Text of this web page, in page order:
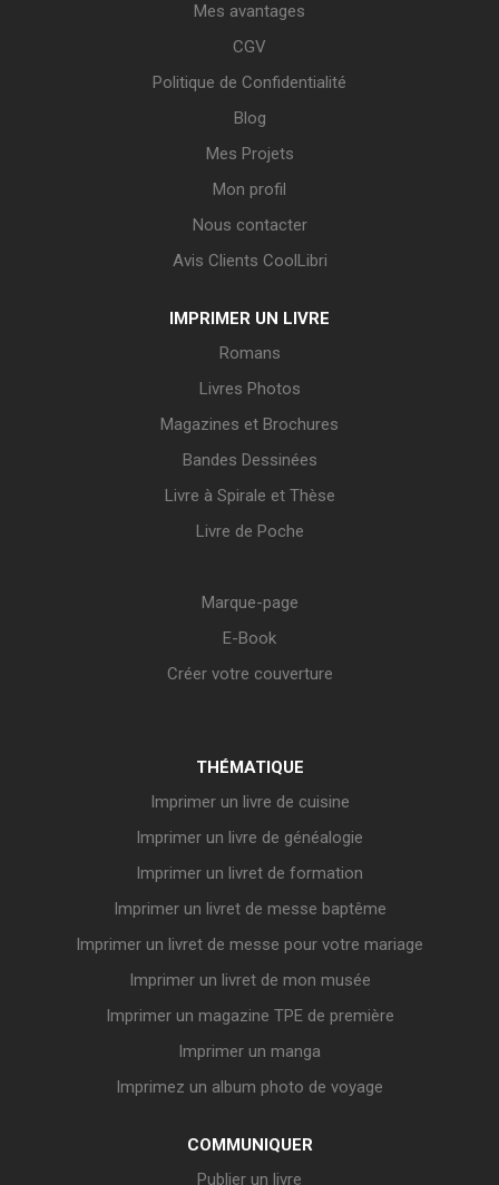
Mes avantages
CGV
Politique de Confidentialité
Blog
Mes Projets
Mon profil
Nous contacter
Avis Clients CoolLibri
IMPRIMER UN LIVRE
Romans
Livres Photos
Magazines et Brochures
Bandes Dessinées
Livre à Spirale et Thèse
Livre de Poche
Marque-page
E-Book
Créer votre couverture
THÉMATIQUE
Imprimer un livre de cuisine
Imprimer un livre de généalogie
Imprimer un livret de formation
Imprimer un livret de messe baptême
Imprimer un livret de messe pour votre mariage
Imprimer un livret de mon musée
Imprimer un magazine TPE de première
Imprimer un manga
Imprimez un album photo de voyage
COMMUNIQUER
Publier un livre